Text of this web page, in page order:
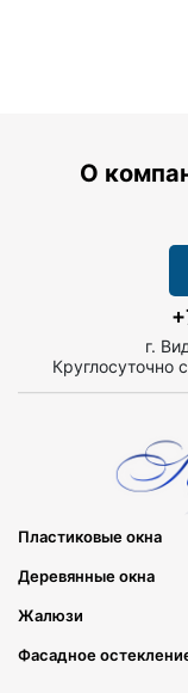
О
г.
Круглосуточно
Пластиковые окна
Деревянные окна
Жалюзи
Фасадное